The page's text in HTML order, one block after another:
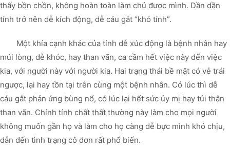
thấy bồn chồn, không hoàn toàn làm chủ được mình. Dần dần
tính trở nên dễ kích động, dễ cáu gắt “khó tính”.
Một khía cạnh khác của tính dễ xúc động là bệnh nhân hay
mủi lòng, dễ khóc, hay than vãn, ca cầm hết việc này đến việc
kia, với người này với người kia. Hai trạng thái bề mặt có vẻ trái
ngược, lại hay tồn tại trên cùng một bệnh nhân. Có lúc thì dễ
cáu gắt phản ứng bùng nổ, có lúc lại hết sức ủy mị hay tủi thân
than vãn. Chính tính chất thất thường này làm cho mọi người
không muốn gần họ và làm cho họ càng dễ bực mình khó chịu,
dẫn đến tình trạng cô đơn rất phổ biến.